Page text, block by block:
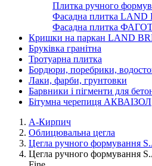
Плитка ручного
Фасадна плитка LAND
Фасадна плитка
Кришки на паркан LAND
Бруківка гранітна
Тротуарна плитка
Бордюри, поребрики,
Лаки, фарби, грунтовки
Барвники і пігменти для
Бітумна черепиця АКВАІЗОЛ
А-Кирпич
Облицювальна цегла
Цегла ручного формування
Цегла ручного формування